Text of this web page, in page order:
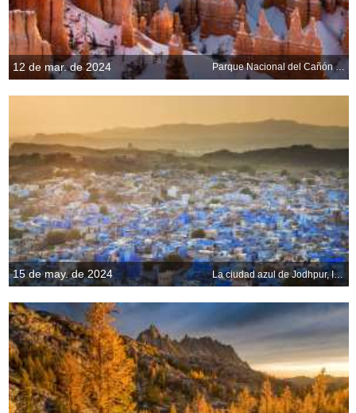
12 de mar. de 2024 Parque Nacional del Cañón Bryce, Utah, EE.UU.
15 de may. de 2024 La ciudad azul de Jodhpur, India